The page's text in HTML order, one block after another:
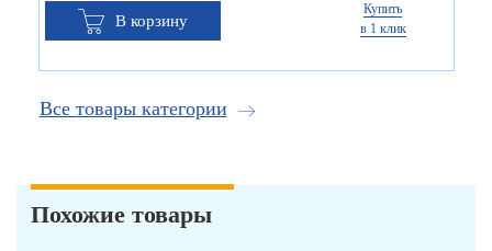
В корзину
Купить
в 1 клик
Все товары категории
Похожие товары